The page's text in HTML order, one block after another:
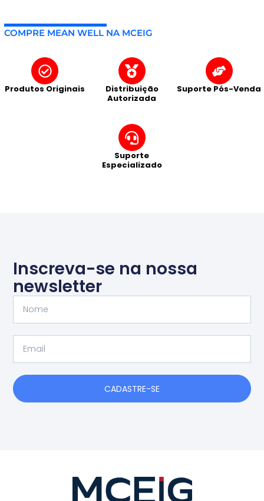
COMPRE MEAN WELL NA MCEIG
Produtos Originais
Distribuição
Autorizada
Suporte Pós-Venda
Suporte
Especializado
Inscreva-se na nossa
newsletter
CADASTRE-SE